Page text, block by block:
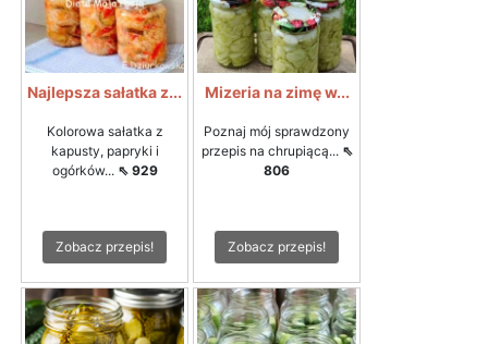
Najlepsza sałatka z...
Kolorowa sałatka z
kapusty, papryki i
ogórków... ⇖ 929
Zobacz przepis!
Mizeria na zimę w...
Poznaj mój sprawdzony
przepis na chrupiącą... ⇖
806
Zobacz przepis!